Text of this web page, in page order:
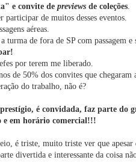
e convite de previews de coleções.
participar de muitos desses eventos.
aéreas.
turma de fora de SP com passagem e
por terem me liberado.
de 50% dos convites que chegaram
do trabalho, não é?
é convidada, faz parte do
e em horário comercial!!!
é triste, muito triste ver que apesar
divertida e interessante da coisa